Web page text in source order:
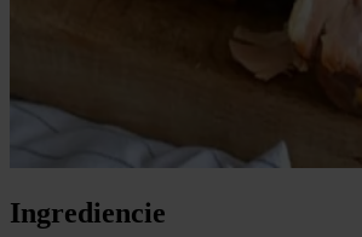
Ingrediencie